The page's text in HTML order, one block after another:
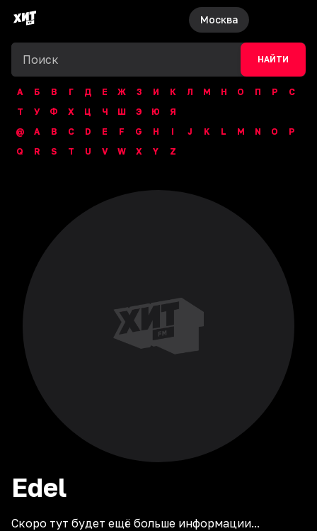
Москва
НАЙТИ
А Б В Г Д Е Ж З И К Л М Н О П Р
С
Т
У Ф Х Ц Ч Ш Э Ю
Я
@
A B C D E F G H I J K L M N O
P
Q
R S T U V W X Y Z
Edel
Скоро тут будет ещё больше информации...